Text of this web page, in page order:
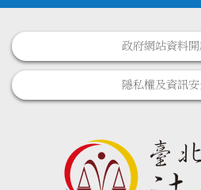
政府網站資料
隱私權及資訊